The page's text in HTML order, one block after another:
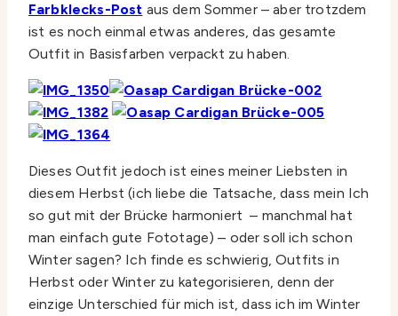
Farbklecks-Post aus dem Sommer – aber trotzdem
ist es noch einmal etwas anderes, das gesamte
Outfit in Basisfarben verpackt zu haben.
Dieses Outfit jedoch ist eines meiner Liebsten in
diesem Herbst (ich liebe die Tatsache, dass mein Ich
so gut mit der Brücke harmoniert – manchmal hat
man einfach gute Fototage) – oder soll ich schon
Winter sagen? Ich finde es schwierig, Outfits in
Herbst oder Winter zu kategorisieren, denn der
einzige Unterschied für mich ist, dass ich im Winter